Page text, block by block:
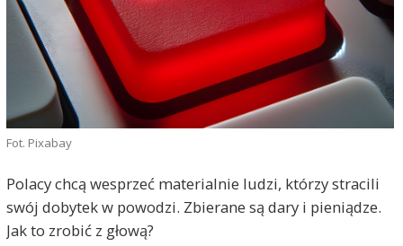
Fot. Pixabay
Polacy chcą wesprzeć materialnie ludzi, którzy stracili
swój dobytek w powodzi. Zbierane są dary i pieniądze.
Jak to zrobić z głową?